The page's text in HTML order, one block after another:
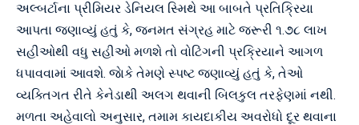
અલ્બર્ટાના પ્રીમિયર ડેનિયલ સ્મિથે આ બાબતે પ્રતિક્રિયા
આપતા જણાવ્યું હતું કે, જનમત સંગ્રહ માટે જરૂરી ૧.૭૮ લાખ
સહીઓથી વધુ સહીઓ મળશે તો વોટિંગની પ્રક્રિયાને આગળ
ધપાવવામાં આવશે. જાેકે તેમણે સ્પષ્ટ જણાવ્યું હતું કે, તેઓ
વ્યક્તિગત રીતે કેનેડાથી અલગ થવાની બિલકુલ તરફેણમાં નથી.
મળતા અહેવાલો અનુસાર, તમામ કાયદાકીય અવરોધો દૂર થવાના